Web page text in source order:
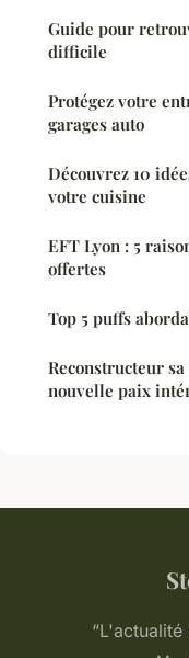
Guide pour
difficile
Protégez votre
garages auto
Découvrez 10
votre cuisine
EFT Lyon : 5
offertes
Top 5 puffs
Reconstructeur
nouvelle paix